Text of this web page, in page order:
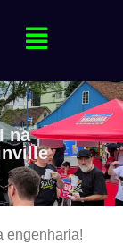
na
engenharia!